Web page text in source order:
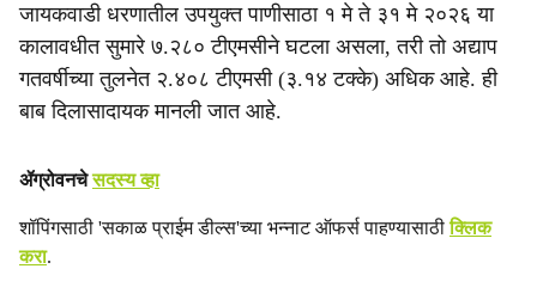
जायकवाडी धरणातील उपयुक्त पाणीसाठा १ मे ते ३१ मे २०२६ या
कालावधीत सुमारे ७.२८० टीएमसीने घटला असला, तरी तो अद्याप
गतवर्षीच्या तुलनेत २.४०८ टीएमसी (३.१४ टक्के) अधिक आहे. ही
बाब दिलासादायक मानली जात आहे.
ॲग्रोवनचेसदस्य व्हा
शॉपिंगसाठी 'सकाळ प्राईम डील्स'च्या भन्नाट ऑफर्स पाहण्यासाठीक्लिक
करा.